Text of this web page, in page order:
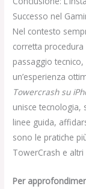
Successo nel
Nel contesto
corretta
passaggio
un’esperienza
Towercrash su
unisce tecnologia,
linee guida,
sono le pratiche
TowerCrash e altri
Per